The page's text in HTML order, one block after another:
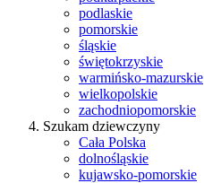
podlaskie
pomorskie
śląskie
świętokrzyskie
warmińsko-mazurskie
wielkopolskie
zachodniopomorskie
Szukam dziewczyny
Cała Polska
dolnośląskie
kujawsko-pomorskie